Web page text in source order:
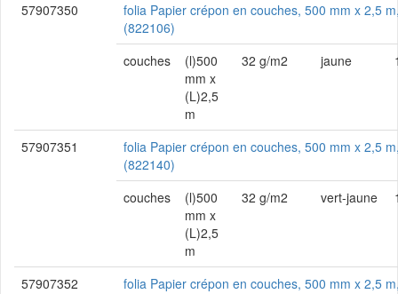
57907350
folia Papier crépon en couches, 500 mm x 2,5
(822106)
couches
(l)500
mm x
(L)2,5
m
32 g/m2 jaune
57907351
folia Papier crépon en couches, 500 mm x 2,5
(822140)
couches
(l)500
mm x
(L)2,5
m
32 g/m2 vert-jaune
57907352
folia Papier crépon en couches, 500 mm x 2,5